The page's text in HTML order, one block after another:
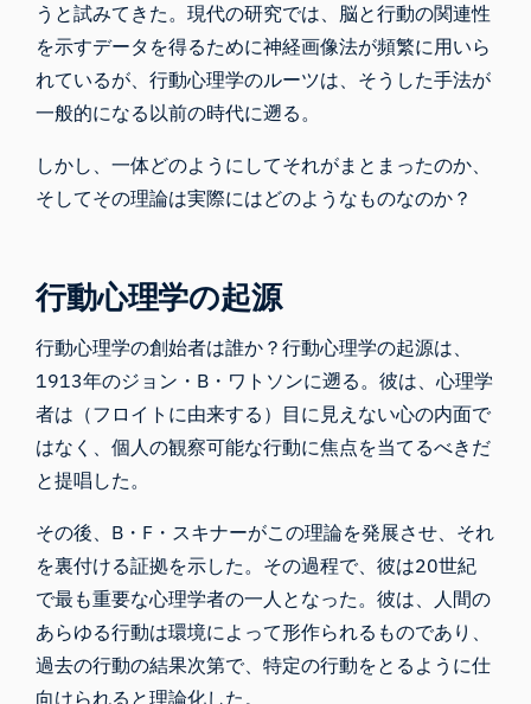
うと試みてきた。現代の研究では、脳と行動の関連性
を示すデータを得るために神経画像法が頻繁に用いら
れているが、行動心理学のルーツは、そうした手法が
一般的になる以前の時代に遡る。
しかし、一体どのようにしてそれがまとまったのか、
そしてその理論は実際にはどのようなものなのか？
行動心理学の起源
行動心理学の創始者は誰か？行動心理学の起源は、
1913年のジョン・B・ワトソンに遡る。彼は、心理学
者は（フロイトに由来する）目に見えない心の内面で
はなく、個人の観察可能な行動に焦点を当てるべきだ
と提唱した。
その後、B・F・スキナーがこの理論を発展させ、それ
を裏付ける証拠を示した。その過程で、彼は20世紀
で最も重要な心理学者の一人となった。彼は、人間の
あらゆる行動は環境によって形作られるものであり、
過去の行動の結果次第で、特定の行動をとるように仕
向けられると理論化した。